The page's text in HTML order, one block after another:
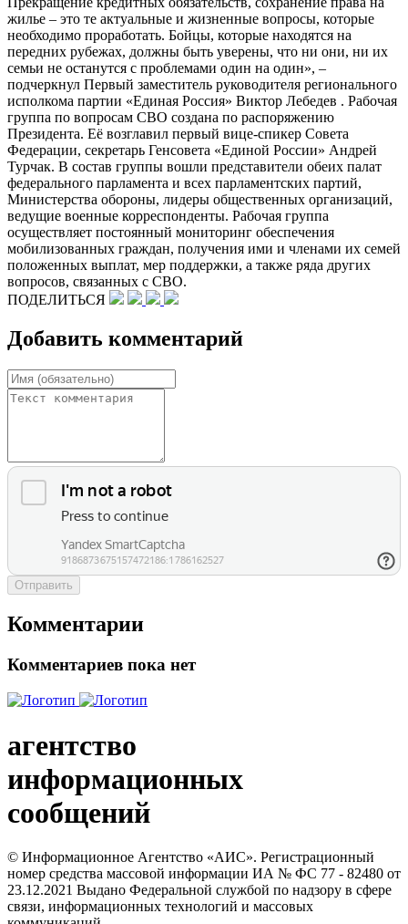
жилье – это те актуальные и жизненные вопросы, которые
необходимо проработать. Бойцы, которые находятся на
передних рубежах, должны быть уверены, что ни они, ни их
семьи не останутся с проблемами один на один», –
подчеркнул Первый заместитель руководителя регионального
исполкома партии «Единая Россия» Виктор Лебедев . Рабочая
группа по вопросам СВО создана по распоряжению
Президента. Её возглавил первый вице-спикер Совета
Федерации, секретарь Генсовета «Единой России» Андрей
Турчак. В состав группы вошли представители обеих палат
федерального парламента и всех парламентских партий,
Министерства обороны, лидеры общественных организаций,
ведущие военные корреспонденты. Рабочая группа
осуществляет постоянный мониторинг обеспечения
мобилизованных граждан, получения ими и членами их семей
положенных выплат, мер поддержки, а также ряда других
вопросов, связанных с СВО.
ПОДЕЛИТЬСЯ
Добавить комментарий
Отправить
Комментарии
Комментариев пока нет
агентство
информационных
сообщений
© Информационное Агентство «АИС». Регистрационный
номер средства массовой информации ИА № ФС 77 - 82480 от
23.12.2021 Выдано Федеральной службой по надзору в сфере
связи, информационных технологий и массовых